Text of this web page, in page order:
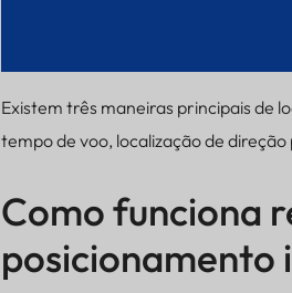
Existem três maneiras principais de
tempo de voo, localização de
Como funciona
posicionamento